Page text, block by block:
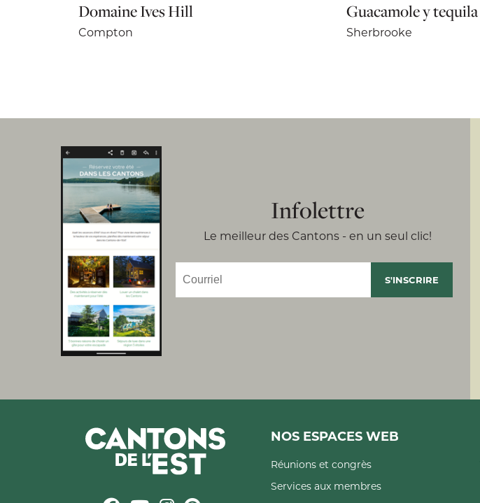
Domaine Ives Hill
Compton
Guacamole y tequila
Sherbrooke
Infolettre
Le meilleur des Cantons - en un seul clic!
NOS ESPACES WEB
Réunions et congrès
Services aux membres